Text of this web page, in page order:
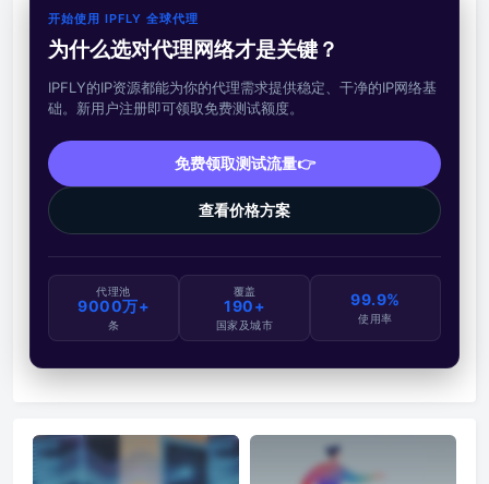
开始使用 IPFLY 全球代理
为什么选对代理网络才是关键？
IPFLY的IP资源都能为你的代理需求提供稳定、干净的IP网络基
础。新用户注册即可领取免费测试额度。
免费领取测试流量👉
查看价格方案
代理池
9000万+
条
覆盖
190+
国家及城市
99.9%
使用率